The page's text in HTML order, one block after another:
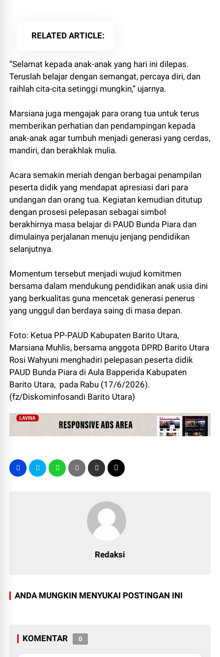
RELATED ARTICLE
“Selamat kepada anak-anak yang hari ini dilepas.
Teruslah belajar dengan semangat, percaya diri, dan
raihlah cita-cita setinggi mungkin,” ujarnya.
Marsiana juga mengajak para orang tua untuk terus
memberikan perhatian dan pendampingan kepada
anak-anak agar tumbuh menjadi generasi yang cerdas,
mandiri, dan berakhlak mulia.
Acara semakin meriah dengan berbagai penampilan
peserta didik yang mendapat apresiasi dari para
undangan dan orang tua. Kegiatan kemudian ditutup
dengan prosesi pelepasan sebagai simbol
berakhirnya masa belajar di PAUD Bunda Piara dan
dimulainya perjalanan menuju jenjang pendidikan
selanjutnya.
Momentum tersebut menjadi wujud komitmen
bersama dalam mendukung pendidikan anak usia dini
yang berkualitas guna mencetak generasi penerus
yang unggul dan berdaya saing di masa depan.
Foto: Ketua PP-PAUD Kabupaten Barito Utara,
Marsiana Muhlis, bersama anggota DPRD Barito Utara
Rosi Wahyuni menghadiri pelepasan peserta didik
PAUD Bunda Piara di Aula Bapperida Kabupaten
Barito Utara, pada Rabu (17/6/2026).
(fz/Diskominfosandi Barito Utara)
Redaksi
ANDA MUNGKIN MENYUKAI POSTINGAN INI
KOMENTAR 0